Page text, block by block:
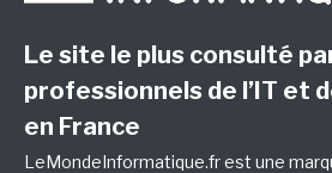
Le site le plus consulté
professionnels de l’IT et
en France
LeMondeInformatique.fr est une